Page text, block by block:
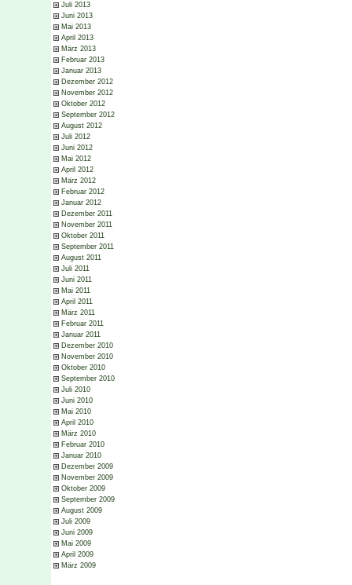
Juli 2013
Juni 2013
Mai 2013
April 2013
März 2013
Februar 2013
Januar 2013
Dezember 2012
November 2012
Oktober 2012
September 2012
August 2012
Juli 2012
Juni 2012
Mai 2012
April 2012
März 2012
Februar 2012
Januar 2012
Dezember 2011
November 2011
Oktober 2011
September 2011
August 2011
Juli 2011
Juni 2011
Mai 2011
April 2011
März 2011
Februar 2011
Januar 2011
Dezember 2010
November 2010
Oktober 2010
September 2010
Juli 2010
Juni 2010
Mai 2010
April 2010
März 2010
Februar 2010
Januar 2010
Dezember 2009
November 2009
Oktober 2009
September 2009
August 2009
Juli 2009
Juni 2009
Mai 2009
April 2009
März 2009